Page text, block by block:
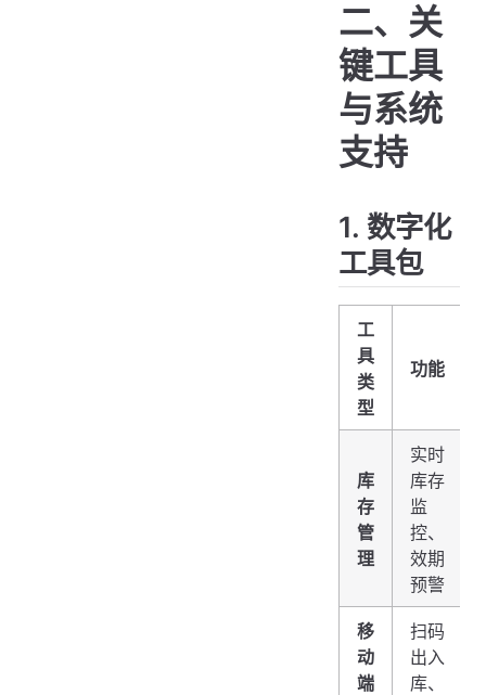
二、关
键工具
与系统
支持
1. 数字化
工具包
工
具
类
型
功能
库
存
管
理
实时
库存
监
控、
效期
预警
移
动
端
扫码
出入
库、